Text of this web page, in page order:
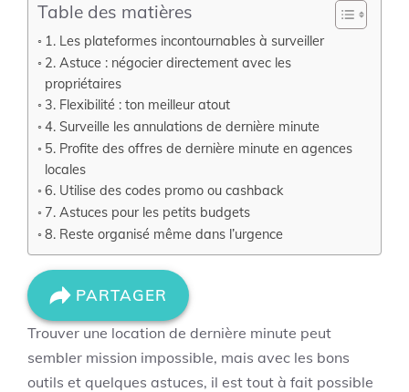
Table des matières
1. Les plateformes incontournables à surveiller
2. Astuce : négocier directement avec les
propriétaires
3. Flexibilité : ton meilleur atout
4. Surveille les annulations de dernière minute
5. Profite des offres de dernière minute en agences
locales
6. Utilise des codes promo ou cashback
7. Astuces pour les petits budgets
8. Reste organisé même dans l’urgence
PARTAGER
Trouver une location de dernière minute peut
sembler mission impossible, mais avec les bons
outils et quelques astuces, il est tout à fait possible